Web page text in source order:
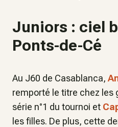
Juniors : ciel
Ponts-de-Cé
Au J60 de Casablanca,
remporté le titre chez les
série n°1 du tournoi et
les filles. De plus, cette